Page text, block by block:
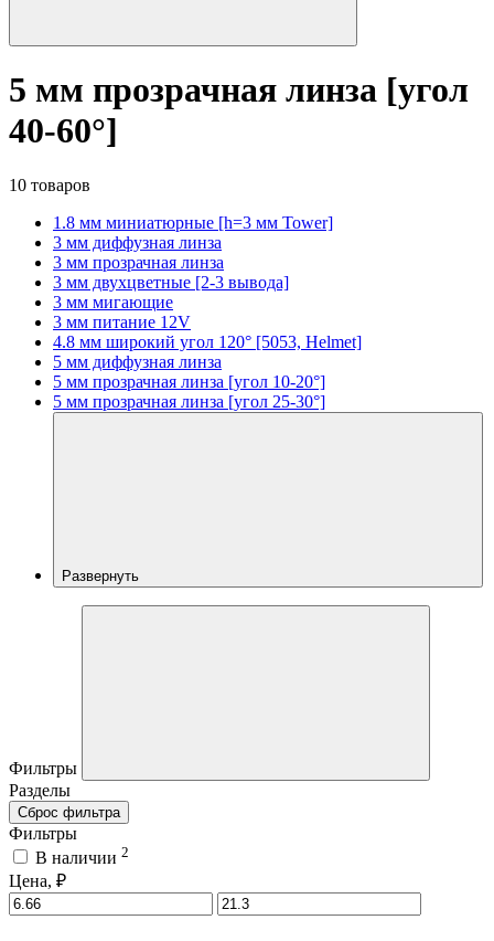
5 мм прозрачная линза [угол
40-60°]
10 товаров
1.8 мм миниатюрные [h=3 мм Tower]
3 мм диффузная линза
3 мм прозрачная линза
3 мм двухцветные [2-3 вывода]
3 мм мигающие
3 мм питание 12V
4.8 мм широкий угол 120° [5053, Helmet]
5 мм диффузная линза
5 мм прозрачная линза [угол 10-20°]
5 мм прозрачная линза [угол 25-30°]
Развернуть
Фильтры
Разделы
Сброс фильтра
Фильтры
В наличии 2
Цена, ₽